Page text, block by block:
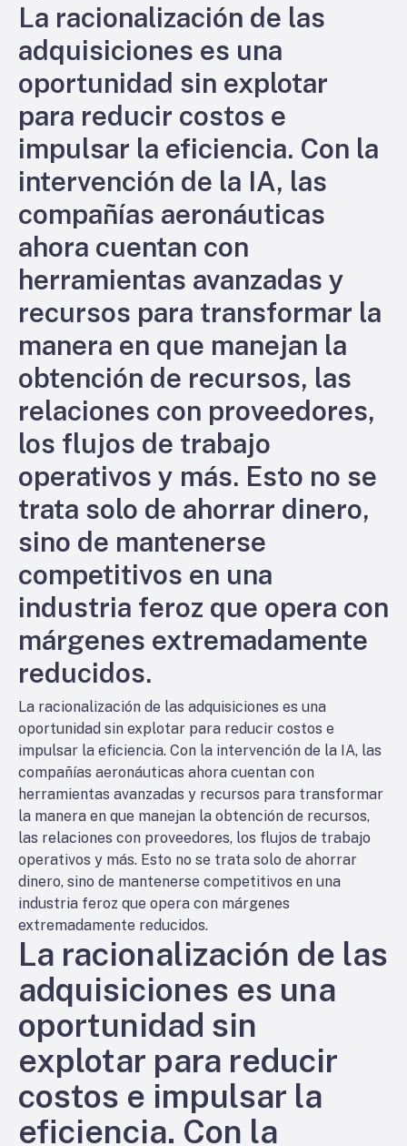
La racionalización de las
adquisiciones es una
oportunidad sin explotar
para reducir costos e
impulsar la eficiencia. Con la
intervención de la IA, las
compañías aeronáuticas
ahora cuentan con
herramientas avanzadas y
recursos para transformar la
manera en que manejan la
obtención de recursos, las
relaciones con proveedores,
los flujos de trabajo
operativos y más. Esto no se
trata solo de ahorrar dinero,
sino de mantenerse
competitivos en una
industria feroz que opera con
márgenes extremadamente
reducidos.
La racionalización de las adquisiciones es una
oportunidad sin explotar para reducir costos e
impulsar la eficiencia. Con la intervención de la IA, las
compañías aeronáuticas ahora cuentan con
herramientas avanzadas y recursos para transformar
la manera en que manejan la obtención de recursos,
las relaciones con proveedores, los flujos de trabajo
operativos y más. Esto no se trata solo de ahorrar
dinero, sino de mantenerse competitivos en una
industria feroz que opera con márgenes
extremadamente reducidos.
La racionalización de las
adquisiciones es una
oportunidad sin
explotar para reducir
costos e impulsar la
eficiencia. Con la